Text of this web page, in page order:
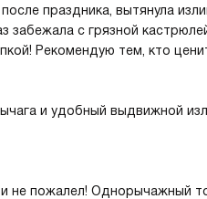
праздника, вытянула
с грязной
Рекомендую тем, кто
и удобный выдвижной
не пожалел! Однорычажный